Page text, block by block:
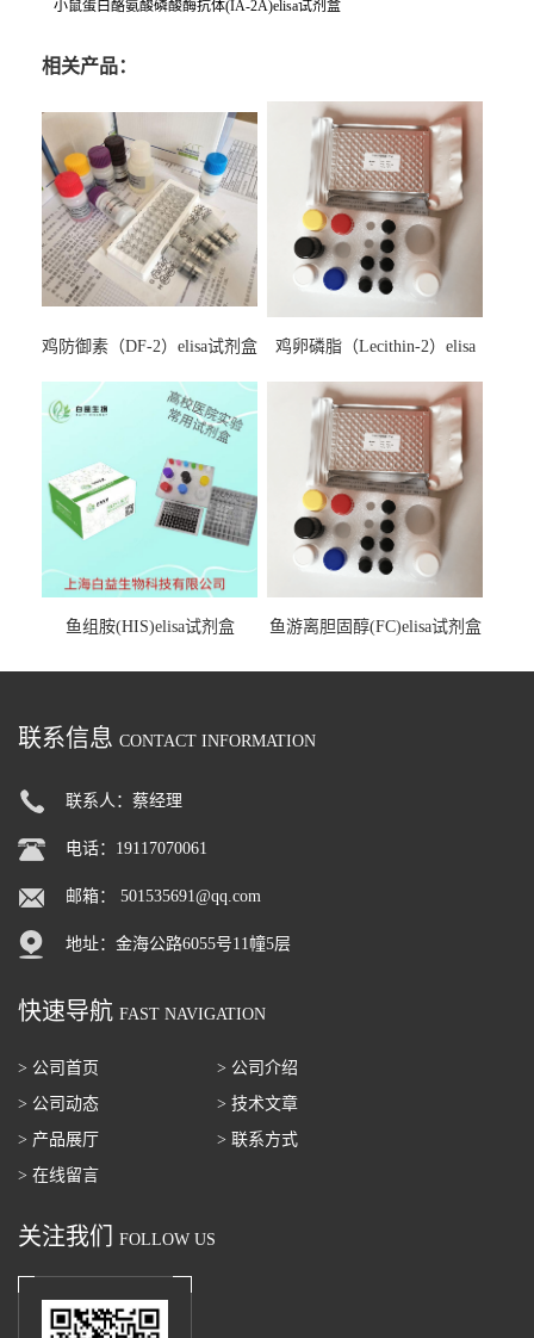
小鼠蛋白酪氨酸磷酸酶抗体(IA-2A)elisa试剂盒
相关产品：
鸡防御素（DF-2）elisa试剂盒
鸡卵磷脂（Lecithin-2）elisa
鱼组胺(HIS)elisa试剂盒 鱼游离胆固醇(FC)elisa试剂盒
联系信息 CONTACT INFORMATION
联系人：蔡经理
电话：19117070061
邮箱： 501535691@qq.com
地址：金海公路6055号11幢5层
快速导航 FAST NAVIGATION
> 公司首页
> 公司介绍
> 公司动态
> 技术文章
> 产品展厅
> 联系方式
> 在线留言
关注我们 FOLLOW US